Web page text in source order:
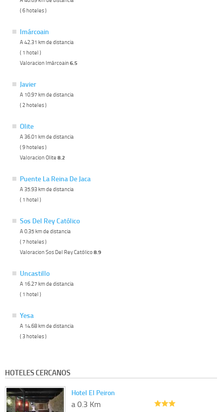
( 6 hoteles )
Imárcoain
A 42.31 km de distancia
( 1 hotel )
Valoracion Imárcoain6.5
Javier
A 10.97 km de distancia
( 2 hoteles )
Olite
A 36.01 km de distancia
( 9 hoteles )
Valoracion Olite 8.2
Puente La Reina De Jaca
A 35.93 km de distancia
( 1 hotel )
Sos Del Rey Católico
A 0.35 km de distancia
( 7 hoteles )
Valoracion Sos Del Rey Católico8.9
Uncastillo
A 16.27 km de distancia
( 1 hotel )
Yesa
A 14.68 km de distancia
( 3 hoteles )
HOTELES CERCANOS
Hotel El Peiron
a 0.3 Km